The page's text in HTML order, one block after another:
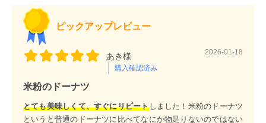
ピックアップレビュー
あき様
購入確認済み
2026-01-18
米粉のドーナツ
とても美味しくて、すぐにリピートしました！米粉のドーナツ
というと普通のドーナツに比べてなにか物足りないのではない